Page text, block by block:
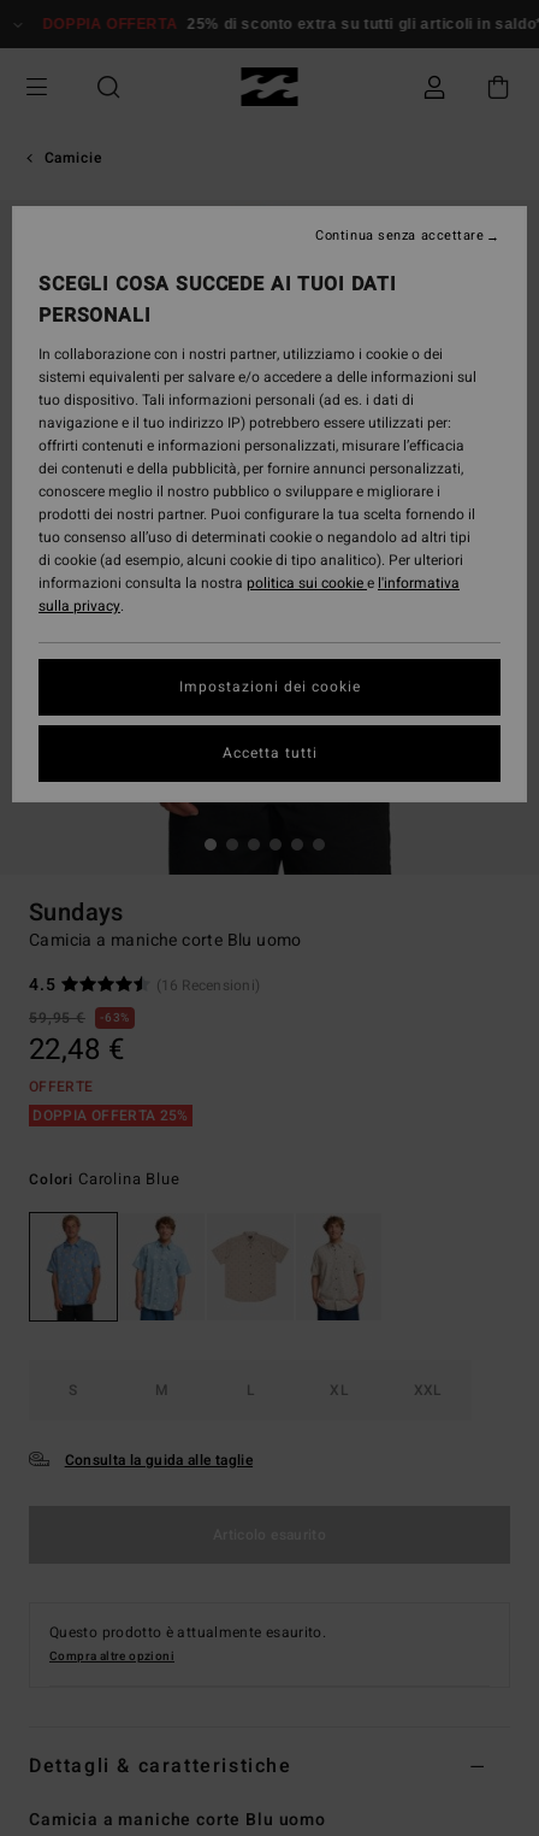
alle
prodotto
DOPPIA OFFERTA 25% di sconto extra su tutti gli articoli in
Camicie
Sundays
Camicia a maniche corte Blu uomo
4.5
(16 Recensioni)
59,95 €
63%
22,48 €
OFFERTE
DOPPIA OFFERTA 25%
Colori Carolina Blue
S M L XL XXL
Consulta la guida alle taglie
Questo prodotto è attualmente esaurito.
Compra altre opzioni
Dettagli & caratteristiche
Camicia a maniche corte Blu uomo
SCEGLI COSA SUCCEDE AI TUOI DATI
PERSONALI
In collaborazione con i nostri partner, utilizziamo i cookie o dei
sistemi equivalenti per salvare e/o accedere a delle informazioni sul
tuo dispositivo. Tali informazioni personali (ad es. i dati di
navigazione e il tuo indirizzo IP) potrebbero essere utilizzati per:
offrirti contenuti e informazioni personalizzati, misurare l’efficacia
dei contenuti e della pubblicità, per fornire annunci personalizzati,
conoscere meglio il nostro pubblico o sviluppare e migliorare i
prodotti dei nostri partner. Puoi configurare la tua scelta fornendo il
tuo consenso all’uso di determinati cookie o negandolo ad altri tipi
di cookie (ad esempio, alcuni cookie di tipo analitico). Per ulteriori
informazioni consulta la nostra politica sui cookiee l'informativa
sulla privacy.
Impostazioni dei cookie
Continua senza accettare
Accetta tutti